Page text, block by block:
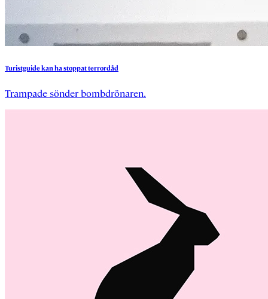
Turistguidekanhastoppatterrordåd
Trampade sönder bombdrönaren.